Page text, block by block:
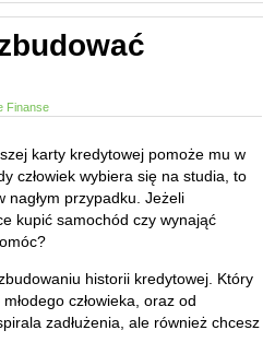
Finanse
karty kredytowej pomoże mu w
człowiek wybiera się na studia, to
nagłym przypadku. Jeżeli
kupić samochód czy wynająć
historii kredytowej. Który
człowieka, oraz od
zadłużenia, ale również chcesz